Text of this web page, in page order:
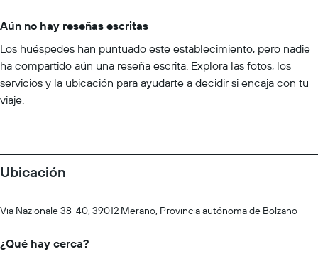
Aún no hay reseñas escritas
Los huéspedes han puntuado este establecimiento, pero nadie
ha compartido aún una reseña escrita. Explora las fotos, los
servicios y la ubicación para ayudarte a decidir si encaja con tu
viaje.
Ubicación
Via Nazionale 38-40, 39012 Merano, Provincia autónoma de Bolzano
¿Qué hay cerca?